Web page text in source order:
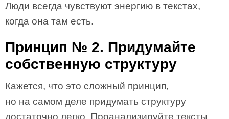
Люди всегда чувствуют энергию в текстах,
когда она там есть.
Принцип № 2. Придумайте
собственную структуру
Кажется, что это сложный принцип,
но на самом деле придумать структуру